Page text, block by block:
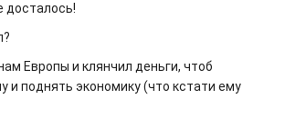
досталось!
Европы и клянчил деньги, чтоб
и поднять экономику (что кстати ему